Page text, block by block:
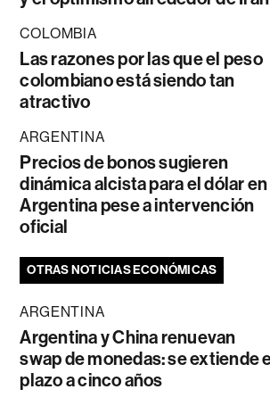
COLOMBIA
Las razones por las que el peso
colombiano está siendo tan
atractivo
ARGENTINA
Precios de bonos sugieren
dinámica alcista para el dólar en
Argentina pese a intervención
oficial
OTRAS NOTICIAS ECONÓMICAS
ARGENTINA
Argentina y China renuevan
swap de monedas: se extiende
plazo a cinco años